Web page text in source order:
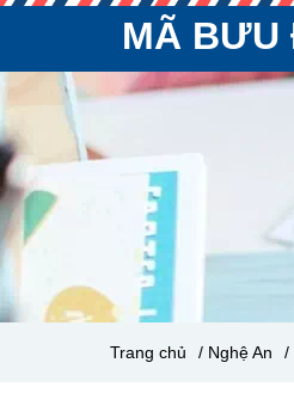
MÃ BƯU
Trang chủ / Nghệ An /